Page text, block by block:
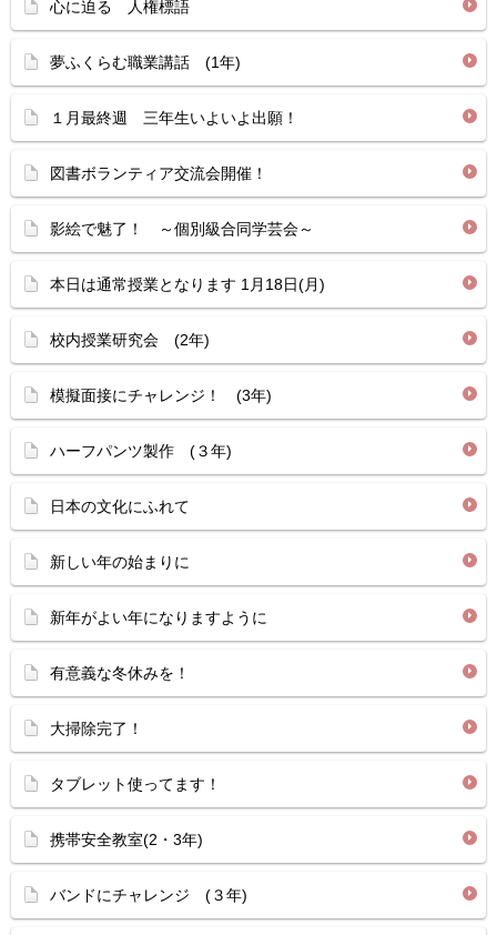
心に迫る 人権標語
夢ふくらむ職業講話 (1年)
１月最終週 三年生いよいよ出願！
図書ボランティア交流会開催！
影絵で魅了！ ～個別級合同学芸会～
本日は通常授業となります 1月18日(月)
校内授業研究会 (2年)
模擬面接にチャレンジ！ (3年)
ハーフパンツ製作 (３年)
日本の文化にふれて
新しい年の始まりに
新年がよい年になりますように
有意義な冬休みを！
大掃除完了！
タブレット使ってます！
携帯安全教室(2・3年)
バンドにチャレンジ (３年)